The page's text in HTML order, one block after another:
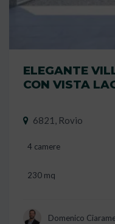
ELEGANTE
CON VISTA
6821, Rovio
4 camere
230 mq
Domenico